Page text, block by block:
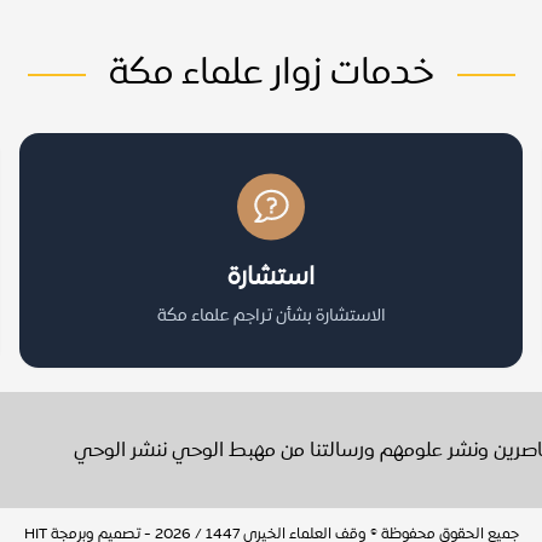
خدمات زوار علماء مكة
استشارة
الاستشارة بشأن تراجم علماء مكة
ونشر علومهم ورسالتنا من مهبط الوحي ننشر الوحي
جميع الحقوق محفوظة © وقف العلماء الخيري 1447 / 2026 - تصميم وبرمجة HIT